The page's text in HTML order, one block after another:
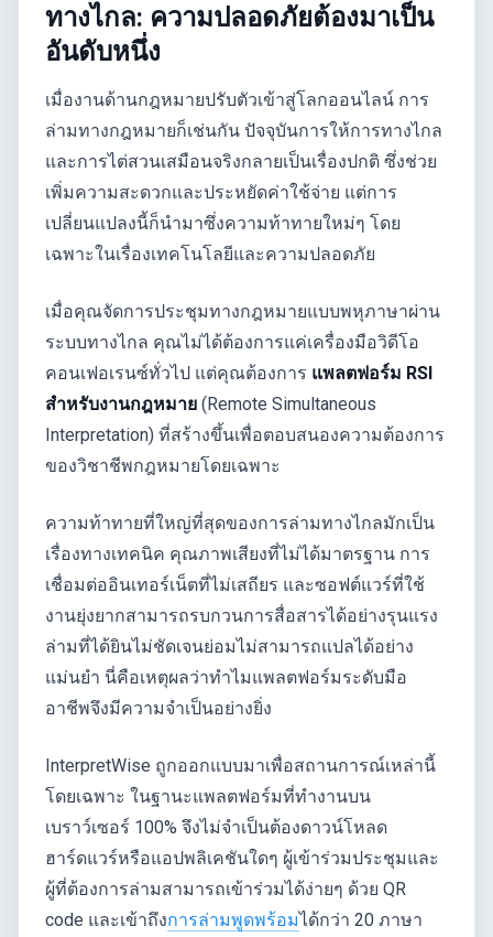
ทางไกล: ความปลอดภัยต้องมาเป็น
อันดับหนึ่ง
เมื่องานด้านกฎหมายปรับตัวเข้าสู่โลกออนไลน์ การ
ล่ามทางกฎหมายก็เช่นกัน ปัจจุบันการให้การทางไกล
และการไต่สวนเสมือนจริงกลายเป็นเรื่องปกติ ซึ่งช่วย
เพิ่มความสะดวกและประหยัดค่าใช้จ่าย แต่การ
เปลี่ยนแปลงนี้ก็นำมาซึ่งความท้าทายใหม่ๆ โดย
เฉพาะในเรื่องเทคโนโลยีและความปลอดภัย
เมื่อคุณจัดการประชุมทางกฎหมายแบบพหุภาษาผ่าน
ระบบทางไกล คุณไม่ได้ต้องการแค่เครื่องมือวิดีโอ
คอนเฟอเรนซ์ทั่วไป แต่คุณต้องการ แพลตฟอร์ม RSI
สำหรับงานกฎหมาย (Remote Simultaneous
Interpretation) ที่สร้างขึ้นเพื่อตอบสนองความต้องการ
ของวิชาชีพกฎหมายโดยเฉพาะ
ความท้าทายที่ใหญ่ที่สุดของการล่ามทางไกลมักเป็น
เรื่องทางเทคนิค คุณภาพเสียงที่ไม่ได้มาตรฐาน การ
เชื่อมต่ออินเทอร์เน็ตที่ไม่เสถียร และซอฟต์แวร์ที่ใช้
งานยุ่งยากสามารถรบกวนการสื่อสารได้อย่างรุนแรง
ล่ามที่ได้ยินไม่ชัดเจนย่อมไม่สามารถแปลได้อย่าง
แม่นยำ นี่คือเหตุผลว่าทำไมแพลตฟอร์มระดับมือ
อาชีพจึงมีความจำเป็นอย่างยิ่ง
InterpretWise ถูกออกแบบมาเพื่อสถานการณ์เหล่านี้
โดยเฉพาะ ในฐานะแพลตฟอร์มที่ทำงานบน
เบราว์เซอร์ 100% จึงไม่จำเป็นต้องดาวน์โหลด
ฮาร์ดแวร์หรือแอปพลิเคชันใดๆ ผู้เข้าร่วมประชุมและ
ผู้ที่ต้องการล่ามสามารถเข้าร่วมได้ง่ายๆ ด้วย QR
code และเข้าถึงการล่ามพูดพร้อมได้กว่า 20 ภาษา